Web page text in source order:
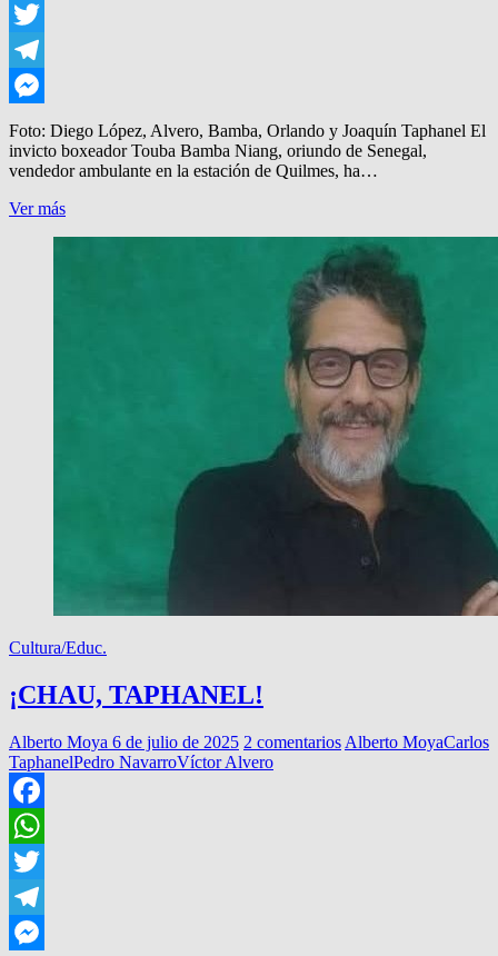
WhatsApp
Twitter
Telegram
Messenger
Foto: Diego López, Alvero, Bamba, Orlando y Joaquín Taphanel El
invicto boxeador Touba Bamba Niang, oriundo de Senegal,
vendedor ambulante en la estación de Quilmes, ha…
Ver másBOX:
Cultura/Educ.
¡CHAU, TAPHANEL!
Alberto Moya 6 de julio de 2025 2 comentarios Alberto MoyaCarlos
TaphanelPedro NavarroVíctor Alvero
Facebook
WhatsApp
Twitter
Telegram